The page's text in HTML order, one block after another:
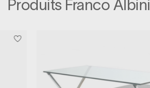
Produits Franco Albini